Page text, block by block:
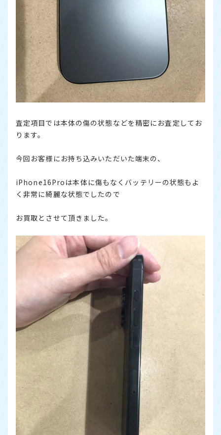
査定項目では本体の傷の状態などを精密にお査定してお
ります。
今回お客様にお持ち込みいただいた端末の、
iPhone16Proは本体に傷もなくバッテリーの状態もよ
く非常に綺麗な状態でしたので
お買取とさせて頂きました。